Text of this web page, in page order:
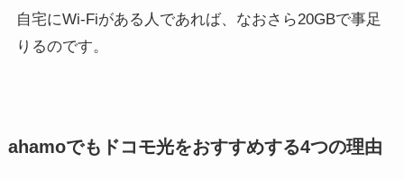
自宅にWi-Fiがある人であれば、なおさら20GBで事足
りるのです。
ahamoでもドコモ光をおすすめする4つの理由